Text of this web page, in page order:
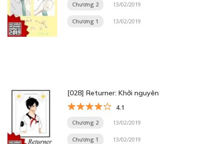
Chương 2 13/02/2019
Chương 1 13/02/2019
[028] Returner: Khởi nguyên
4.1
Chương 2 13/02/2019
Chương 1 13/02/2019